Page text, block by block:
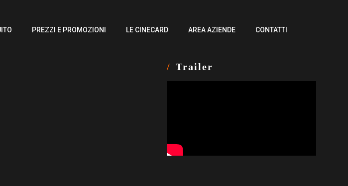
PREZZI E PROMOZIONI LE CINECARD AREA AZIENDE CONTATTI
Trailer